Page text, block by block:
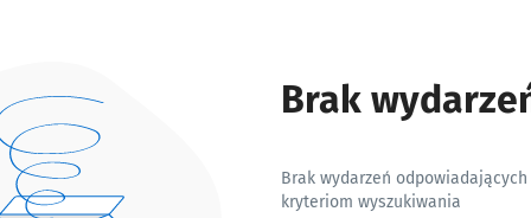
Brak
Brak wydarzeń odpowiadających
kryteriom wyszukiwania